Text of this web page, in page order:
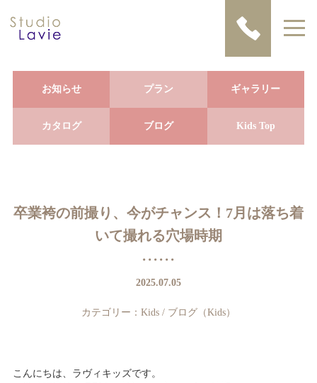
お知らせ プラン ギャラリー
カタログ ブログ Kids Top
卒業袴の前撮り、今がチャンス！7月は落ち着
いて撮れる穴場時期
2025.07.05
カテゴリー： Kids / ブログ（Kids）
こんにちは、ラヴィキッズです。